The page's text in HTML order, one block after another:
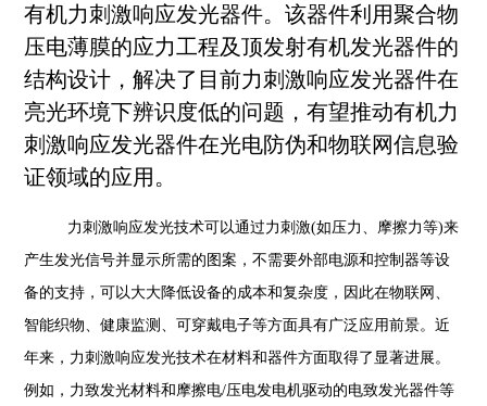
有机力刺激响应发光器件。该器件利用聚合物
压电薄膜的应力工程及顶发射有机发光器件的
结构设计，解决了目前力刺激响应发光器件在
亮光环境下辨识度低的问题，有望推动有机力
刺激响应发光器件在光电防伪和物联网信息验
证领域的应用。
力刺激响应发光技术可以通过力刺激(如压力、摩擦力等)来
产生发光信号并显示所需的图案，不需要外部电源和控制器等设
备的支持，可以大大降低设备的成本和复杂度，因此在物联网、
智能织物、健康监测、可穿戴电子等方面具有广泛应用前景。近
年来，力刺激响应发光技术在材料和器件方面取得了显著进展。
例如，力致发光材料和摩擦电/压电发电机驱动的电致发光器件等